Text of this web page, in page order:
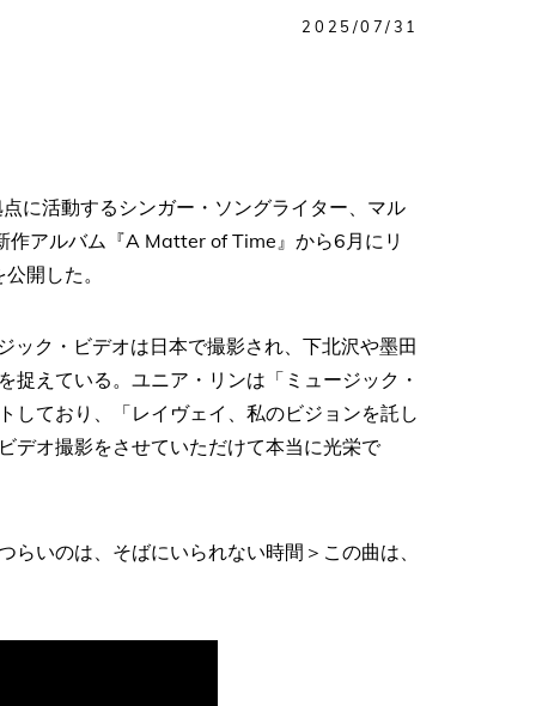
2025/07/31
に活動するシンガー・ソングライター、マル
作アルバム『A Matter of Time』から6月にリ
開した。
ック・ビデオは日本で撮影され、下北沢や墨田
えている。ユニア・リンは「ミュージック・
しており、「レイヴェイ、私のビジョンを託し
デオ撮影をさせていただけて本当に光栄で
いのは、そばにいられない時間＞この曲は、